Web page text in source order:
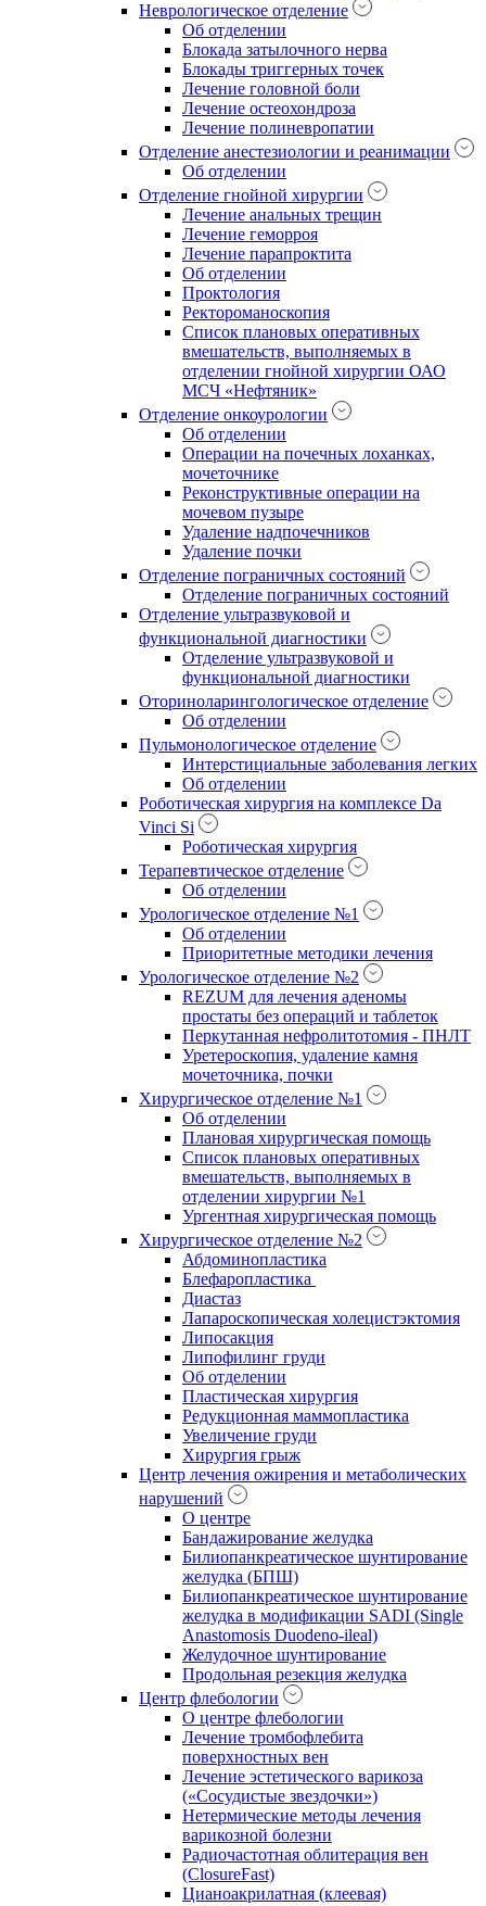
Неврологическое отделение
Об отделении
Блокада затылочного нерва
Блокады триггерных точек
Лечение головной боли
Лечение остеохондроза
Лечение полиневропатии
Отделение анестезиологии и реанимации
Об отделении
Отделение гнойной хирургии
Лечение анальных трещин
Лечение геморроя
Лечение парапроктита
Об отделении
Проктология
Ректороманоскопия
Список плановых оперативных
вмешательств, выполняемых в
отделении гнойной хирургии ОАО
МСЧ «Нефтяник»
Отделение онкоурологии
Об отделении
Операции на почечных лоханках,
мочеточнике
Реконструктивные операции на
мочевом пузыре
Удаление надпочечников
Удаление почки
Отделение пограничных состояний
Отделение пограничных состояний
Отделение ультразвуковой и
функциональной диагностики
Отделение ультразвуковой и
функциональной диагностики
Оториноларингологическое отделение
Об отделении
Пульмонологическое отделение
Интерстициальные заболевания легких
Об отделении
Роботическая хирургия на комплексе Da
Vinci Si
Роботическая хирургия
Терапевтическое отделение
Об отделении
Урологическое отделение №1
Об отделении
Приоритетные методики лечения
Урологическое отделение №2
REZUM для лечения аденомы
простаты без операций и таблеток
Перкутанная нефролитотомия - ПНЛТ
Уретероскопия, удаление камня
мочеточника, почки
Хирургическое отделение №1
Об отделении
Плановая хирургическая помощь
Список плановых оперативных
вмешательств, выполняемых в
отделении хирургии №1
Ургентная хирургическая помощь
Хирургическое отделение №2
Абдоминопластика
Блефаропластика
Диастаз
Лапароскопическая холецистэктомия
Липосакция
Липофилинг груди
Об отделении
Пластическая хирургия
Редукционная маммопластика
Увеличение груди
Хирургия грыж
Центр лечения ожирения и метаболических
нарушений
О центре
Бандажирование желудка
Билиопанкреатическое шунтирование
желудка (БПШ)
Билиопанкреатическое шунтирование
желудка в модификации SADI (Single
Anastomosis Duodeno-ileal)
Желудочное шунтирование
Продольная резекция желудка
Центр флебологии
О центре флебологии
Лечение тромбофлебита
поверхностных вен
Лечение эстетического варикоза
(«Сосудистые звездочки»)
Нетермические методы лечения
варикозной болезни
Радиочастотная облитерация вен
(ClosureFast)
Цианоакрилатная (клеевая)